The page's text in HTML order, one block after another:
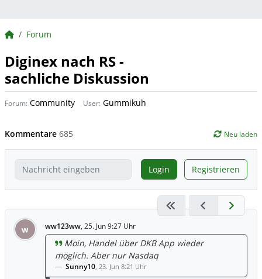
BörsenNEWS.de
Forum
Diginex nach RS -
sachliche Diskussion
Forum: Community User: Gummikuh
Kommentare 685 Neu laden
Login Registrieren
w ww123ww, 25. Jun 9:27 Uhr
Moin, Handel über DKB App wieder
möglich. Aber nur Nasdaq
Sunny10, 23. Jun 8:21 Uhr